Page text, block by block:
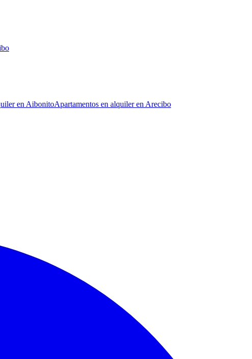
en AibonitoApartamentos en alquiler en Arecibo